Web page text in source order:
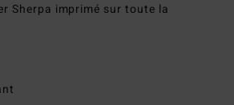
Sherpa imprimé sur toute la